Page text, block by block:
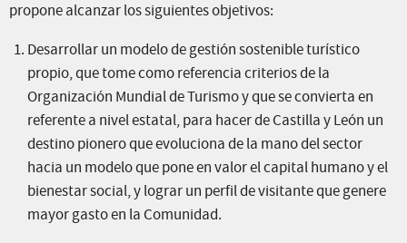
propone alcanzar los siguientes objetivos:
Desarrollar un modelo de gestión sostenible turístico
propio, que tome como referencia criterios de la
Organización Mundial de Turismo y que se convierta en
referente a nivel estatal, para hacer de Castilla y León un
destino pionero que evoluciona de la mano del sector
hacia un modelo que pone en valor el capital humano y el
bienestar social, y lograr un perfil de visitante que genere
mayor gasto en la Comunidad.